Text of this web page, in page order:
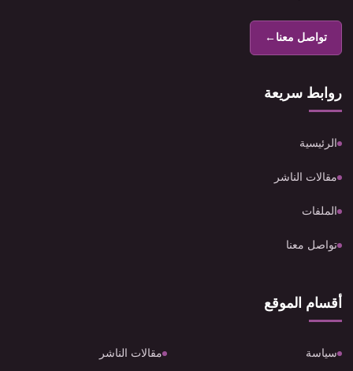
تواصل معنا←
روابط سريعة
الرئيسية
مقالات الناشر
الملفات
تواصل معنا
أقسام الموقع
سياسة مقالات الناشر